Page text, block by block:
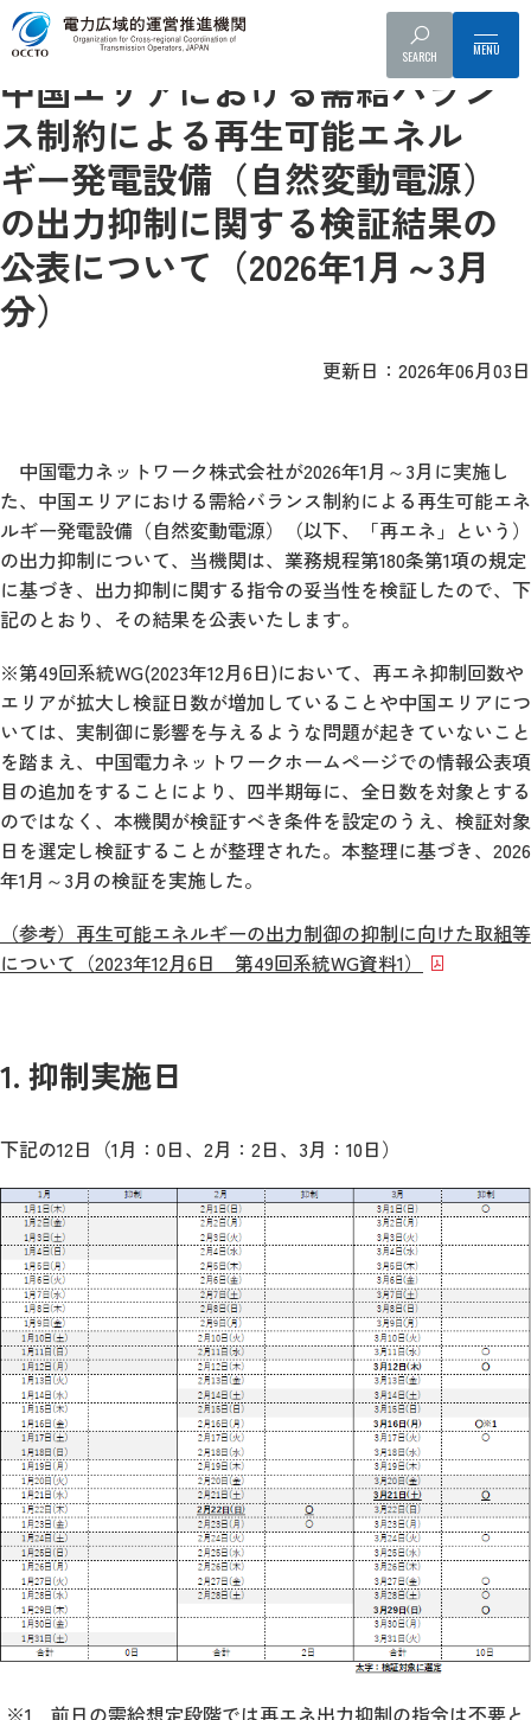
SEARCH
情報提供・周知 出力抑制に関する検証結果（需給バランス制約）
中国エリアにおける需給バラン
ス制約による再生可能エネル
ギー発電設備（自然変動電源）
の出力抑制に関する検証結果の
公表について（2026年1月～3月
分）
更新日：2026年06月03日
中国電力ネットワーク株式会社が2026年1月～3月に実施し
た、中国エリアにおける需給バランス制約による再生可能エネ
ルギー発電設備（自然変動電源）（以下、「再エネ」という）
の出力抑制について、当機関は、業務規程第180条第1項の規定
に基づき、出力抑制に関する指令の妥当性を検証したので、下
記のとおり、その結果を公表いたします。
※第49回系統WG(2023年12月6日)において、再エネ抑制回数や
エリアが拡大し検証日数が増加していることや中国エリアにつ
いては、実制御に影響を与えるような問題が起きていないこと
を踏まえ、中国電力ネットワークホームページでの情報公表項
目の追加をすることにより、四半期毎に、全日数を対象とする
のではなく、本機関が検証すべき条件を設定のうえ、検証対象
日を選定し検証することが整理された。本整理に基づき、2026
年1月～3月の検証を実施した。
（参考）再生可能エネルギーの出力制御の抑制に向けた取組等
について（2023年12月6日 第49回系統WG資料1）
1. 抑制実施日
下記の12日（1月：0日、2月：2日、3月：10日）
※1 前日の需給想定段階では再エネ出力抑制の指令は不要と